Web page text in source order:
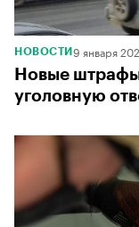
НОВОСТИ 9 января
Новые
уголовную